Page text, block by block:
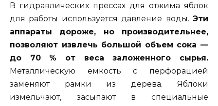
В гидравлических прессах для отжима яблок
для работы используется давление воды. Эти
аппараты дороже, но производительнее,
позволяют извлечь большой объем сока —
до 70 % от веса заложенного сырья.
Металлическую емкость с перфорацией
заменяют рамки из дерева. Яблоки
измельчают, засыпают в специальные